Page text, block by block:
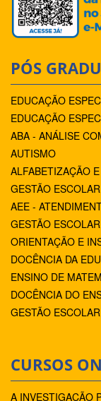
PÓS
EDUCAÇÃO
EDUCAÇÃO
ABA - ANÁLISE
AUTISMO
ALFABETIZAÇÃO
GESTÃO
AEE -
GESTÃO
ORIENTAÇÃO E
DOCÊNCIA DA
ENSINO DE
DOCÊNCIA DO
GESTÃO ESCOLAR
CURSOS
A INVESTIGAÇÃO